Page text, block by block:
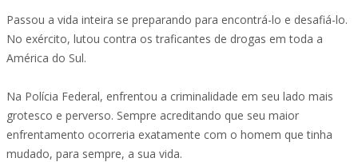
Passou a vida inteira se preparando para encontrá-lo e desafiá-lo.
No exército, lutou contra os traficantes de drogas em toda a
América do Sul.
Na Polícia Federal, enfrentou a criminalidade em seu lado mais
grotesco e perverso. Sempre acreditando que seu maior
enfrentamento ocorreria exatamente com o homem que tinha
mudado, para sempre, a sua vida.